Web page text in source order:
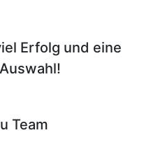
Erfolg und eine
Team